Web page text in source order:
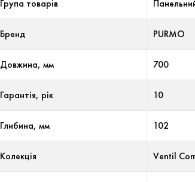
Група товарів
Бренд PURMO
Довжина, мм 700
Гарантія, рік 10
Глибина, мм 102
Колекція Ventil